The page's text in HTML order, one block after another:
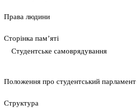
Права людини
Сторінка пам’яті
Студентське самоврядування
Положення про студентський парламент
Cтруктура